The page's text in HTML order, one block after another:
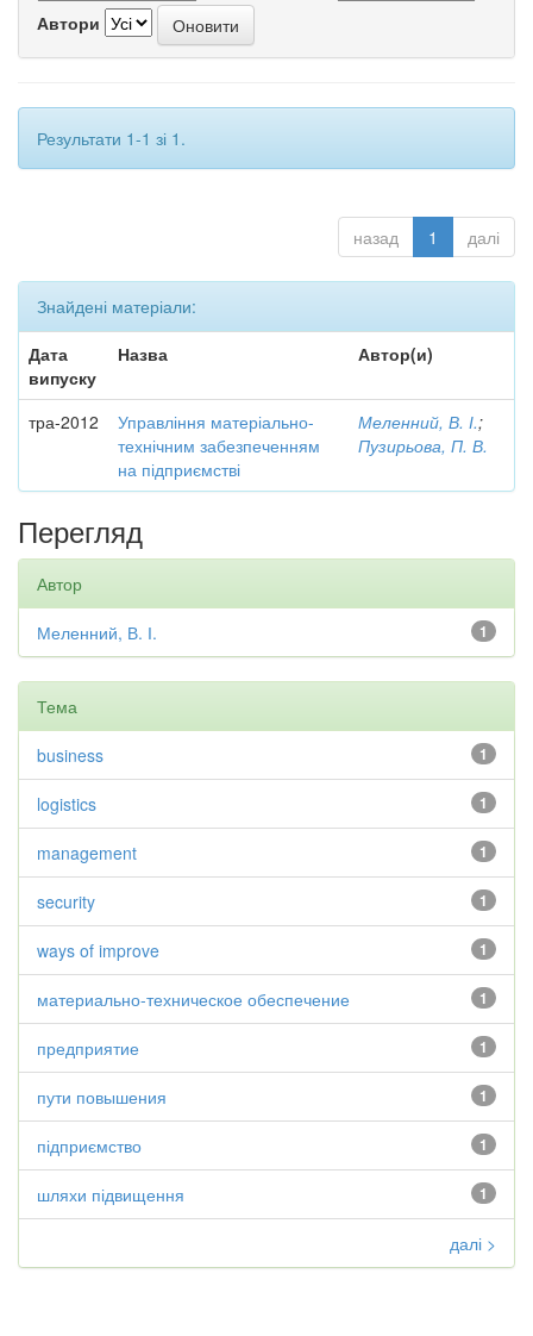
Автори
Результати 1-1 зі 1.
назад 1 далі
Знайдені матеріали:
Дата
випуску
Назва Автор(и)
тра-2012
Управління матеріально-
технічним забезпеченням
на підприємстві
Меленний, В. І.;
Пузирьова, П. В.
Перегляд
Автор
1
Меленний, В. І.
Тема
1
business
1
logistics
1
management
1
security
1
ways of improve
1
материально-техническое обеспечение
1
предприятие
1
пути повышения
1
підприємство
1
шляхи підвищення
далі >